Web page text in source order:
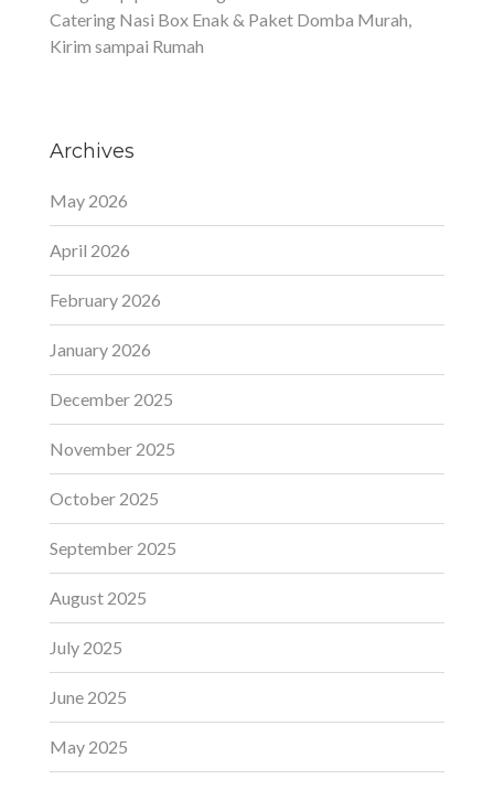
Catering Nasi Box Enak & Paket Domba Murah,
Kirim sampai Rumah
Archives
May 2026
April 2026
February 2026
January 2026
December 2025
November 2025
October 2025
September 2025
August 2025
July 2025
June 2025
May 2025